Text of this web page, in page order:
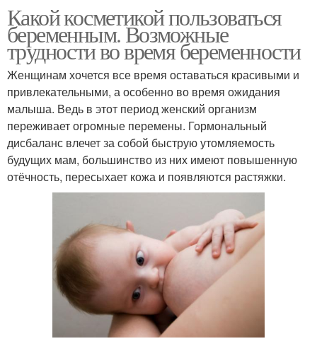
Какой косметикой пользоваться
беременным. Возможные
трудности во время беременности
Женщинам хочется все время оставаться красивыми и
привлекательными, а особенно во время ожидания
малыша. Ведь в этот период женский организм
переживает огромные перемены. Гормональный
дисбаланс влечет за собой быструю утомляемость
будущих мам, большинство из них имеют повышенную
отёчность, пересыхает кожа и появляются растяжки.